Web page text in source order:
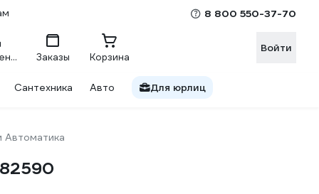
8 800 550-37-70
Сравнение Заказы Корзина
Войти
Сантехника Авто Для юрлиц
Автоматика